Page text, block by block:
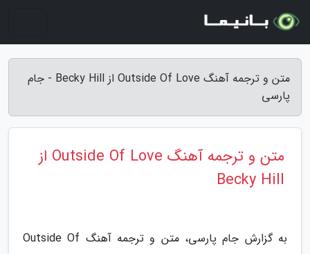
متن و ترجمه آهنگ Outside Of Love از Becky Hill - جام
پارسی
متن و ترجمه آهنگ Outside Of Love از
Becky Hill
به گزارش جام پارسی، متن و ترجمه آهنگ Outside Of